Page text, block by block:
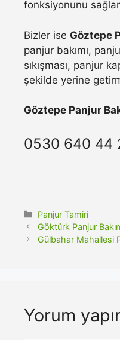
fonksiyonunu
Bizler ise Göztepe
panjur bakımı,
sıkışması, panjur
şekilde yerine
Göztepe Panjur
0530 640 44
Kategoriler
Panjur Tamiri
Göktürk Panjur
Gülbahar Mahallesi
Yorum